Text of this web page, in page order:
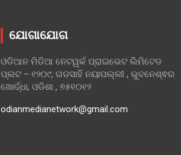
ଯୋଗାଯୋଗ
ଓଡିଆନ ମିଡିଆ ନେଟୱର୍କ ପ୍ରାଇଭେଟ ଲିମିଟେଡ
ପ୍ଲଟ – ୧୨୦୯, ଗଡସାହି ନୟାପଲ୍ଲୀ , ଭୁବନେଶ୍ଵର
ଖୋର୍ଦ୍ଧା, ଓଡିଶା , ୭୫୧୦୧୨
odianmedianetwork@gmail.com